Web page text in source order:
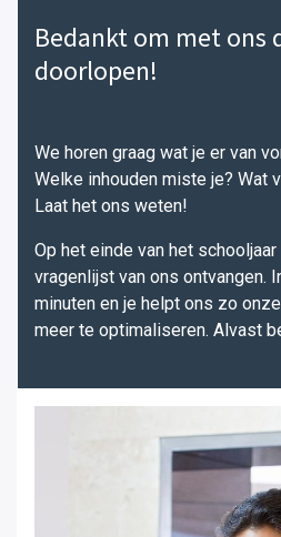
Bedankt om met ons
doorlopen!
We horen graag wat je er van
Welke inhouden miste je? Wat
Laat het ons weten!
Op het einde van het
vragenlijst van ons ontvangen.
minuten en je helpt ons zo
meer te optimaliseren. Alvast